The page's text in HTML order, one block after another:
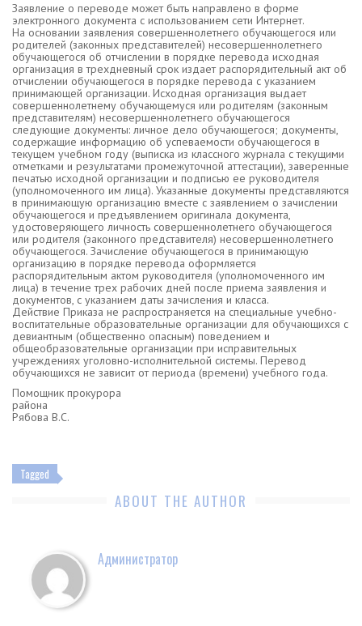
Заявление о переводе может быть направлено в форме
электронного документа с использованием сети Интернет.
На основании заявления совершеннолетнего обучающегося или
родителей (законных представителей) несовершеннолетнего
обучающегося об отчислении в порядке перевода исходная
организация в трехдневный срок издает распорядительный акт об
отчислении обучающегося в порядке перевода с указанием
принимающей организации. Исходная организация выдает
совершеннолетнему обучающемуся или родителям (законным
представителям) несовершеннолетнего обучающегося
следующие документы: личное дело обучающегося; документы,
содержащие информацию об успеваемости обучающегося в
текущем учебном году (выписка из классного журнала с текущими
отметками и результатами промежуточной аттестации), заверенные
печатью исходной организации и подписью ее руководителя
(уполномоченного им лица). Указанные документы представляются
в принимающую организацию вместе с заявлением о зачислении
обучающегося и предъявлением оригинала документа,
удостоверяющего личность совершеннолетнего обучающегося
или родителя (законного представителя) несовершеннолетнего
обучающегося. Зачисление обучающегося в принимающую
организацию в порядке перевода оформляется
распорядительным актом руководителя (уполномоченного им
лица) в течение трех рабочих дней после приема заявления и
документов, с указанием даты зачисления и класса.
Действие Приказа не распространяется на специальные учебно-
воспитательные образовательные организации для обучающихся с
девиантным (общественно опасным) поведением и
общеобразовательные организации при исправительных
учреждениях уголовно-исполнительной системы. Перевод
обучающихся не зависит от периода (времени) учебного года.
Помощник прокурора
района
Рябова В.С.
Tagged
ABOUT THE AUTHOR
Администратор